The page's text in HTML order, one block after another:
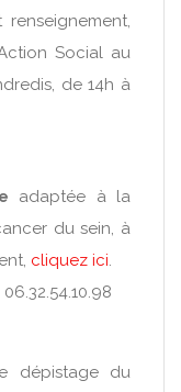
Social au
de 14h à
adaptée à la
du sein, à
cliquez ici.
dépistage du